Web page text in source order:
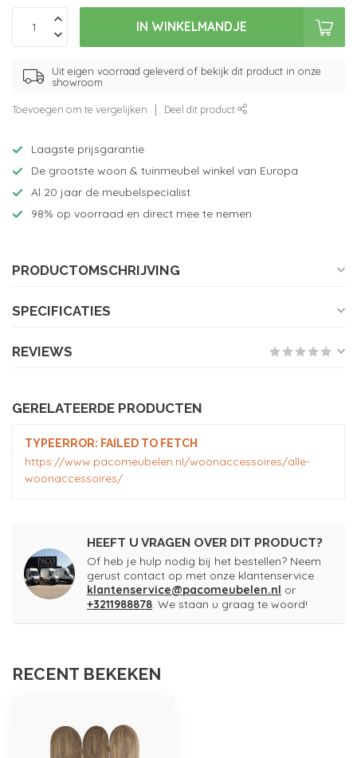
IN WINKELMANDJE
Uit eigen voorraad geleverd of bekijk dit product in onze
showroom
Toevoegen om te vergelijken Deel dit product
Laagste prijsgarantie
De grootste woon & tuinmeubel winkel van Europa
Al 20 jaar de meubelspecialist
98% op voorraad en direct mee te nemen
PRODUCTOMSCHRIJVING
SPECIFICATIES
REVIEWS
GERELATEERDE PRODUCTEN
TYPEERROR: FAILED TO FETCH
https://www.pacomeubelen.nl/woonaccessoires/alle-
woonaccessoires/
HEEFT U VRAGEN OVER DIT PRODUCT?
Of heb je hulp nodig bij het bestellen? Neem
gerust contact op met onze klantenservice
klantenservice@pacomeubelen.nl or
+3211988878. We staan u graag te woord!
RECENT BEKEKEN